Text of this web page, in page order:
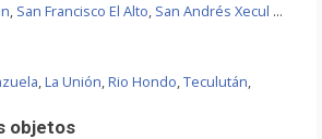
, San Francisco El Alto, San Andrés Xecul ...
,La Unión,Rio Hondo,Teculután,
objetos